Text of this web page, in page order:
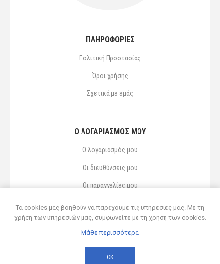
ΠΛΗΡΟΦΟΡΙΕΣ
Πολιτική Προστασίας
Όροι χρήσης
Σχετικά με εμάς
Ο ΛΟΓΑΡΙΑΣΜΌΣ ΜΟΥ
Ο λογαριασμός μου
Οι διευθύνσεις μου
Οι παραγγελίες μου
© 2026 Δ ΚΥΡΣΑΝΙΔΗΣ ΚΑΙ ΥΙΟΣ ΟΕ
Τα cookies μας βοηθούν να παρέχουμε τις υπηρεσίες μας. Με τη
χρήση των υπηρεσιών μας, συμφωνείτε με τη χρήση των cookies.
Μάθε περισσότερα
ΟΚ